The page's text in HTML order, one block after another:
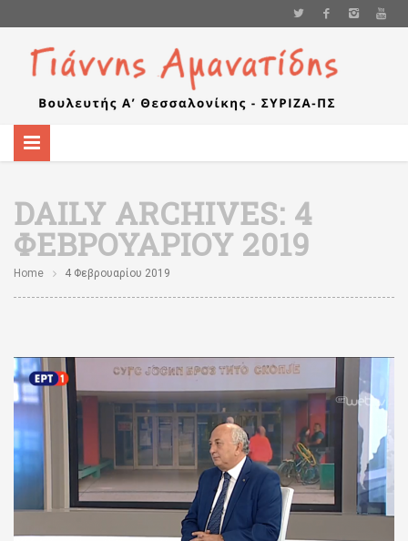
DAILY ARCHIVES: 4
ΦΕΒΡΟΥΑΡΊΟΥ 2019
Home 4 Φεβρουαρίου 2019